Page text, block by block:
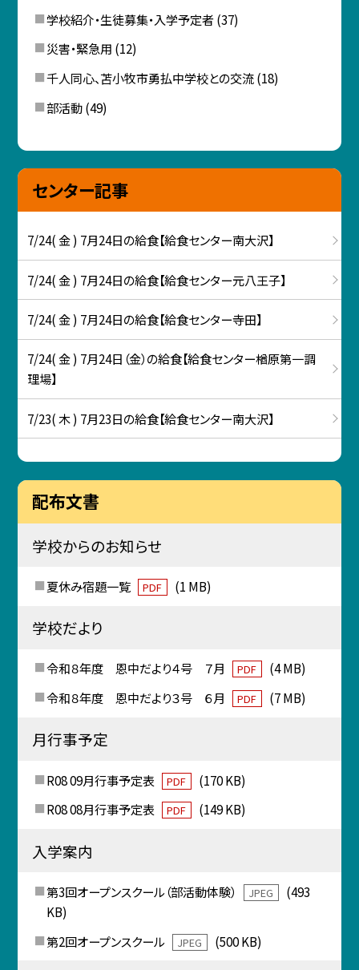
学校紹介・生徒募集・入学予定者(37)
災害・緊急用 (12)
千人同心、苫小牧市勇払中学校との交流(18)
部活動(49)
センター記事
7/24( 金 ) 7月24日の給食【給食センター南大沢】
7/24( 金 ) 7月24日の給食【給食センター元八王子】
7/24( 金 ) 7月24日の給食【給食センター寺田】
7/24( 金 ) 7月24日（金）の給食【給食センター楢原第一調
理場】
7/23( 木 ) 7月23日の給食【給食センター南大沢】
配布文書
学校からのお知らせ
夏休み宿題一覧 PDF (1 MB)
学校だより
令和８年度 恩中だより４号 ７月 PDF
(4 MB)
令和８年度 恩中だより３号 ６月
PDF (7 MB)
月行事予定
R08 09月行事予定表 PDF
(170 KB)
R08 08月行事予定表
PDF (149 KB)
入学案内
第3回オープンスクール（部活動体験） JPEG
(493
KB)
第2回オープンスクール
JPEG (500 KB)